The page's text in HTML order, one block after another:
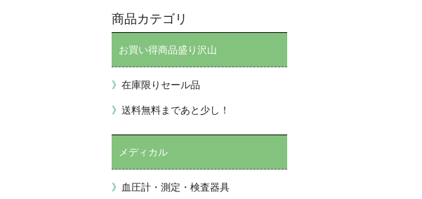
商品カテゴリ
お買い得商品盛り沢山
在庫限りセール品
送料無料まであと少し！
メディカル
血圧計・測定・検査器具